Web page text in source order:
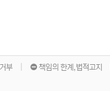
부 책임의 한계,법적고지